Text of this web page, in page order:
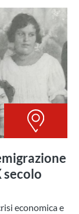
secolo
economica e